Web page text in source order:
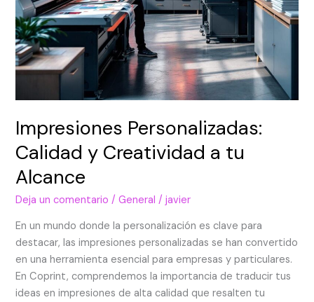
Impresiones Personalizadas:
Calidad y Creatividad a tu
Alcance
Deja un comentario /General /javier
En un mundo donde la personalización es clave para
destacar, las impresiones personalizadas se han convertido
en una herramienta esencial para empresas y particulares.
En Coprint, comprendemos la importancia de traducir tus
ideas en impresiones de alta calidad que resalten tu